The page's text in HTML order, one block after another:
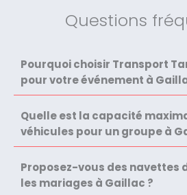
Questions
Pourquoi choisir Transport
pour votre événement à
Quelle est la capacité
véhicules pour un groupe à
Proposez-vous des navettes
les mariages à Gaillac ?